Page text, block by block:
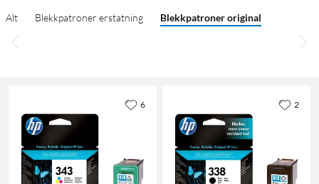
Alt Blekkpatroner erstatning Blekkpatroner original
6 2